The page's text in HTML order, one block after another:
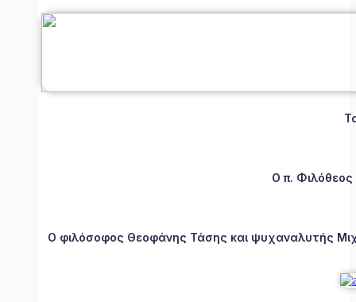
Ο π.
Ο φιλόσοφος Θεοφάνης Τάσης και ψυχαναλυτής